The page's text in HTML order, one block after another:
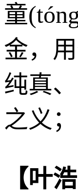
童
金，
纯真
之义；
【叶